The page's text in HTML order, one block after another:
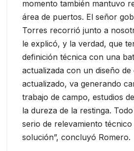
momento también mantuvo
área de puertos. El señor
Torres recorrió junto a
le explicó, y la verdad, que
definición técnica con una
actualizada con un diseño de
actualizado, va generando
trabajo de campo, estudios
la dureza de la restinga.
serio de relevamiento técnico
solución”, concluyó Romero.